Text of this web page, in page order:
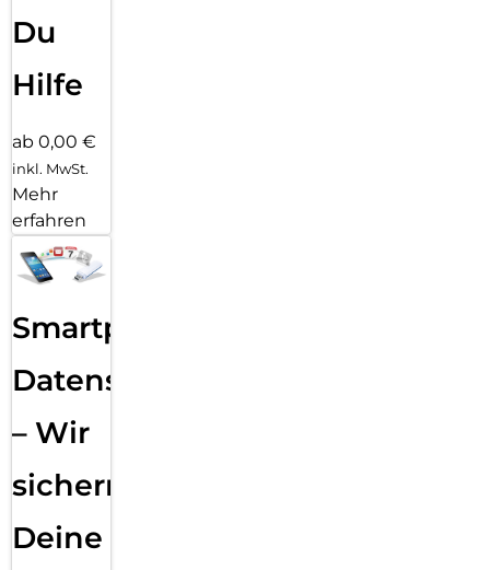
Du
Hilfe
ab 0,00 €
inkl. MwSt.
Mehr
erfahren
Smartphone
Datensicherung
– Wir
sichern
Deine